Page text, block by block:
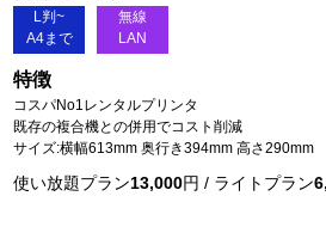
L判~
A4まで
無線
LAN
特徴
コスパNo1レンタルプリンタ
既存の複合機との併用でコスト削減
サイズ:横幅613mm 奥行き394mm 高さ290mm
使い放題プラン13,000円 / ライトプラン